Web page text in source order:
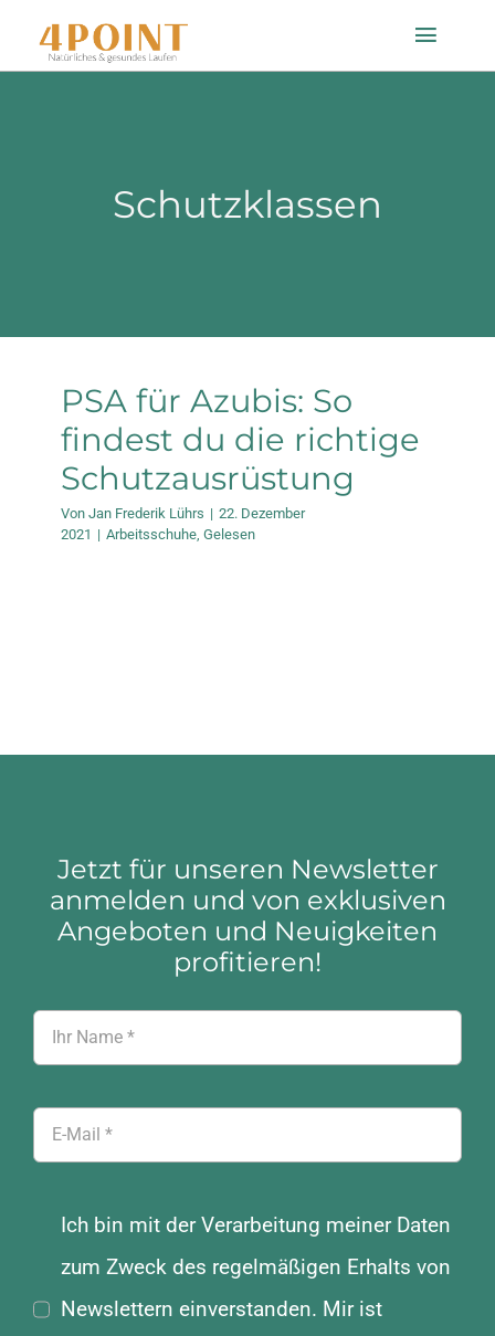
Inhalt
Toggle
Einlagenfinder
Technologie
Mein Konto
Shop
Schutzklassen
PSA für Azubis: So
findest du die richtige
Schutzausrüstung
Von Jan Frederik Lührs | 22. Dezember
2021 | Arbeitsschuhe Gelesen
Jetzt für unseren Newsletter
anmelden und von exklusiven
Angeboten und Neuigkeiten
profitieren!
Ich bin mit der Verarbeitung meiner Daten
zum Zweck des regelmäßigen Erhalts von
Newslettern einverstanden. Mir ist